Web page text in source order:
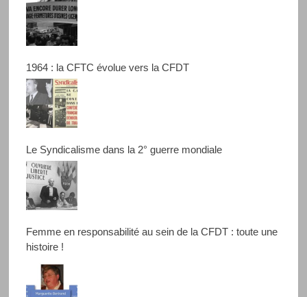
1964 : la CFTC évolue vers la CFDT
Le Syndicalisme dans la 2° guerre mondiale
Femme en responsabilité au sein de la CFDT : toute une
histoire !